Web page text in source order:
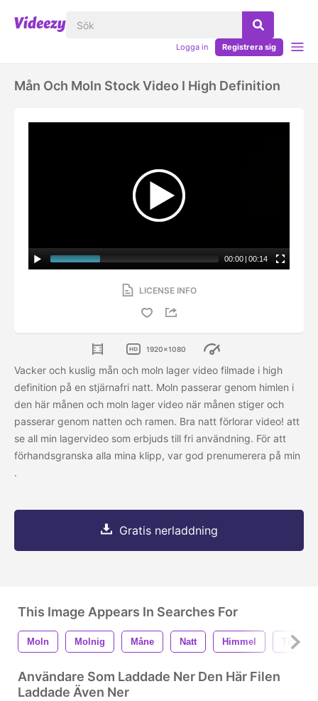
Logga in Registrera sig
Mån Och Moln Stock Video I High Definition
00:00 | 00:14
LICENSE INFO
1920x1080
Vacker och kuslig mån och moln lager video filmade i high
definition på en stjärnafri natt. Moln passerar genom himlen i
den här månen och moln lager video när månen stiger och
passerar genom natten och ramen. Bra natt förlorar video! att
se all min lagervideo som erbjuds till fri användning. För att
förhandsgranska alla mina klipp, var god prenumerera på min
.
Gratis nerladdning
This Image Appears In Searches For
Moln Molnig Måne Natt Himmel Time
Användare Som Laddade Ner Den Här Filen
Laddade Även Ner